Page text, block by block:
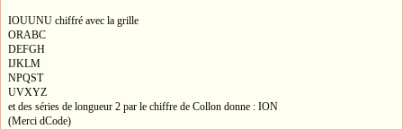
IOUUNU chiffré avec la grille
ORABC
DEFGH
IJKLM
NPQST
UVXYZ
et des séries de longueur 2 par le chiffre de Collon donne : ION
(Merci dCode)